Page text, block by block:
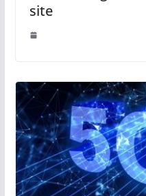
site